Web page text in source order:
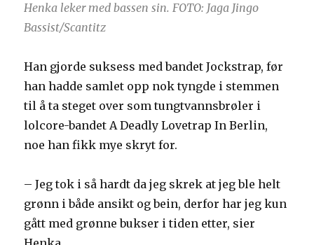
Henka leker med bassen sin. FOTO: Jaga Jingo
Bassist/Scantitz
Han gjorde suksess med bandet Jockstrap, før
han hadde samlet opp nok tyngde i stemmen
til å ta steget over som tungtvannsbrøler i
lolcore-bandet A Deadly Lovetrap In Berlin,
noe han fikk mye skryt for.
– Jeg tok i så hardt da jeg skrek at jeg ble helt
grønn i både ansikt og bein, derfor har jeg kun
gått med grønne bukser i tiden etter, sier